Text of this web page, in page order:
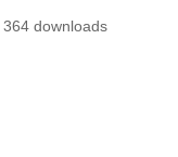
364 downloads